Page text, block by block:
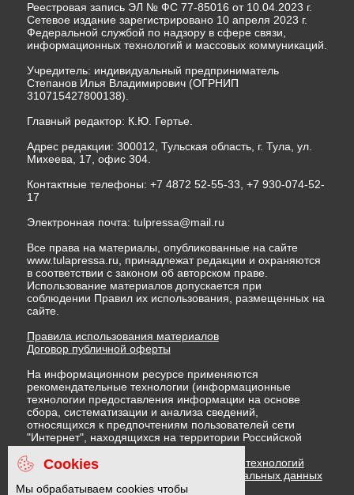
Реестровая запись ЭЛ № ФС 77-85016 от 10.04.2023 г.
Сетевое издание зарегистрировано 10 апреля 2023 г.
Федеральной службой по надзору в сфере связи,
информационных технологий и массовых коммуникаций.
Учредитель: индивидуальный предприниматель
Степанов Илья Владимирович (ОГРНИП
310715427800138).
Главный редактор: К.Ю. Гертье.
Адрес редакции: 300012, Тульская область, г. Тула, ул.
Михеева, 17, офис 304.
Контактные телефоны: +7 4872 52-55-33, +7 930-074-52-
17
Электронная почта: tulpressa@mail.ru
Все права на материалы, опубликованные на сайте
www.tulapressa.ru, принадлежат редакции и охраняются
в соответствии с законом об авторском праве.
Использование материалов допускается при
соблюдении Правил их использования, размещенных на
сайте.
Правила использования материалов
Договор публичной оферты
На информационном ресурсе применяются
рекомендательные технологии (информационные
технологии предоставления информации на основе
сбора, систематизации и анализа сведений,
относящихся к предпочтениям пользователей сети
"Интернет", находящихся на территории Российской
Федерации)
Правила применения рекомендательных технологий
Политика в отношении обработки персональных данных
Политика обработки файлов cookie
Cookies
Мы обрабатываем cookies чтобы